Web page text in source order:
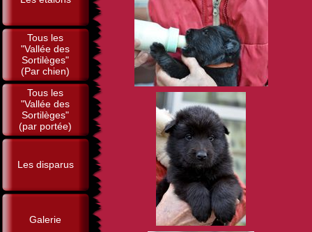
Tous les
"Vallée des
Sortilèges"
(Par chien)
Tous les
"Vallée des
Sortilèges"
(par portée)
Les disparus
Galerie